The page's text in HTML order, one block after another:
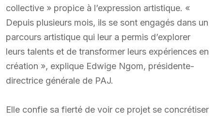
collective » propice à l’expression artistique. «
Depuis plusieurs mois, ils se sont engagés dans un
parcours artistique qui leur a permis d’explorer
leurs talents et de transformer leurs expériences en
création », explique Edwige Ngom, présidente-
directrice générale de PAJ.
Elle confie sa fierté de voir ce projet se concrétiser